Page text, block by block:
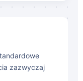
zazwyczaj